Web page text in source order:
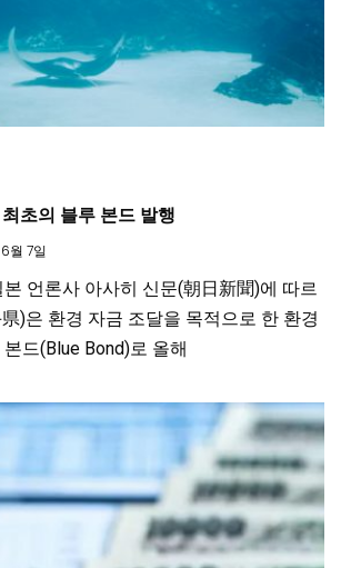
초의 블루 본드 발행
월 7일
언론사 아사히 신문(朝日新聞)에 따르
)은 환경 자금 조달을 목적으로 한 환경
드(Blue Bond)로 올해